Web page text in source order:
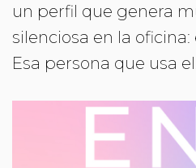
un perfil que genera
silenciosa en la oficina:
Esa persona que usa